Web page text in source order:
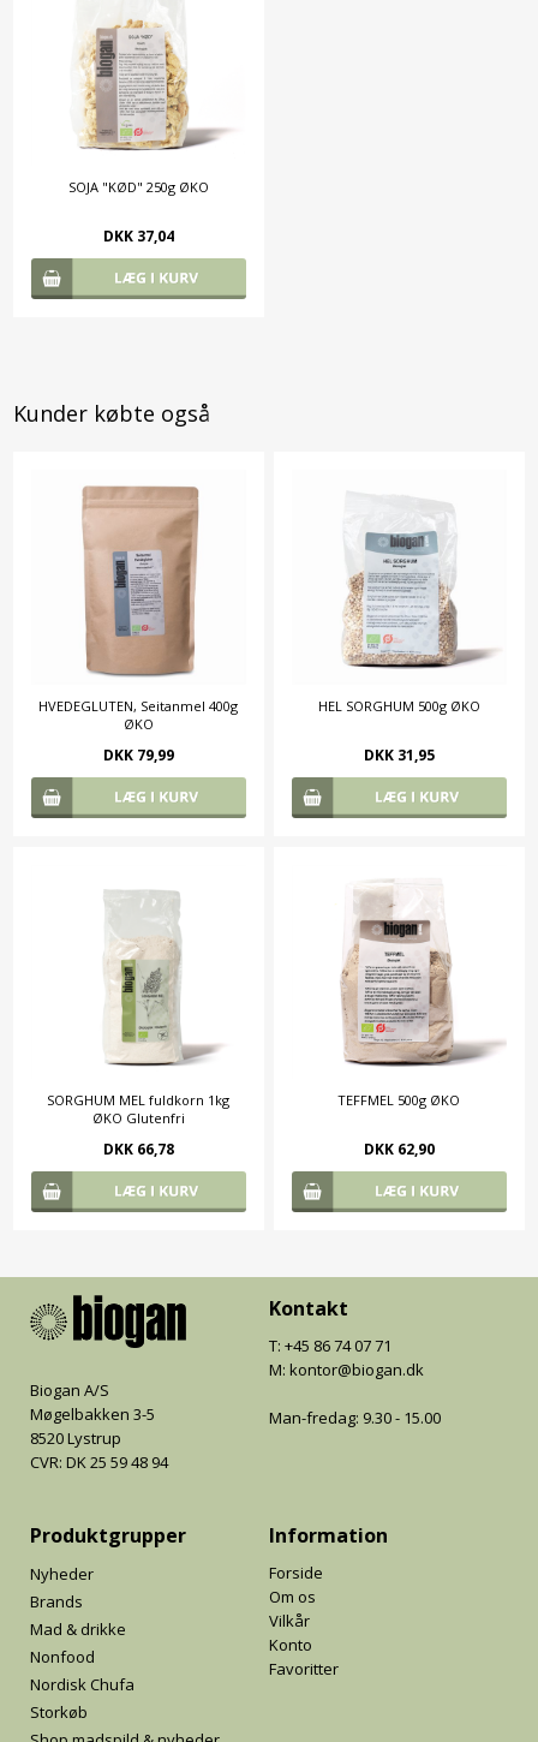
SOJA "KØD" 250g ØKO
DKK 37,04
Kunder købte også
HVEDEGLUTEN, Seitanmel 400g
ØKO
DKK 79,99
HEL SORGHUM 500g ØKO
DKK 31,95
SORGHUM MEL fuldkorn 1kg
ØKO Glutenfri
DKK 66,78
TEFFMEL 500g ØKO
DKK 62,90
Biogan A/S
Møgelbakken 3-5
8520 Lystrup
CVR: DK 25 59 48 94
Kontakt
T: +45 86 74 07 71
M: kontor@biogan.dk
Man-fredag: 9.30 - 15.00
Produktgrupper
Nyheder
Brands
Mad & drikke
Nonfood
Nordisk Chufa
Storkøb
Information
Forside
Om os
Vilkår
Konto
Favoritter